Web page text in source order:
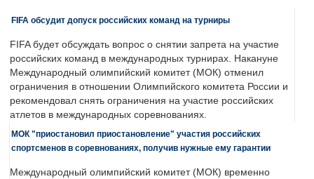
FIFA обсудит допуск российских команд на турниры
FIFA будет обсуждать вопрос о снятии запрета на участие
российских команд в международных турнирах. Накануне
Международный олимпийский комитет (МОК) отменил
ограничения в отношении Олимпийского комитета России и
рекомендовал снять ограничения на участие российских
атлетов в международных соревнованиях.
МОК "приостановил приостановление" участия российских
спортсменов в соревнованиях, получив нужные ему гарантии
Международный олимпийский комитет (МОК) временно